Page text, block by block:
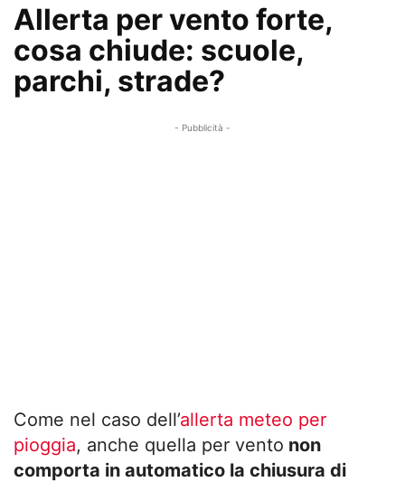
Allerta per vento forte,
cosa chiude: scuole,
parchi, strade?
- Pubblicità -
Come nel caso dell’allerta meteo per
pioggia, anche quella per vento non
comporta in automatico la chiusura di